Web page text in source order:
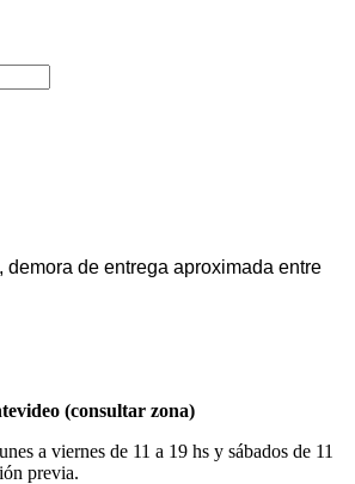
demora de entrega aproximada entre
(consultar zona)
a viernes de 11 a 19 hs y sábados de 11
previa.